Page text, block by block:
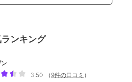
ランキング
3.50
（ 9件の口コミ ）